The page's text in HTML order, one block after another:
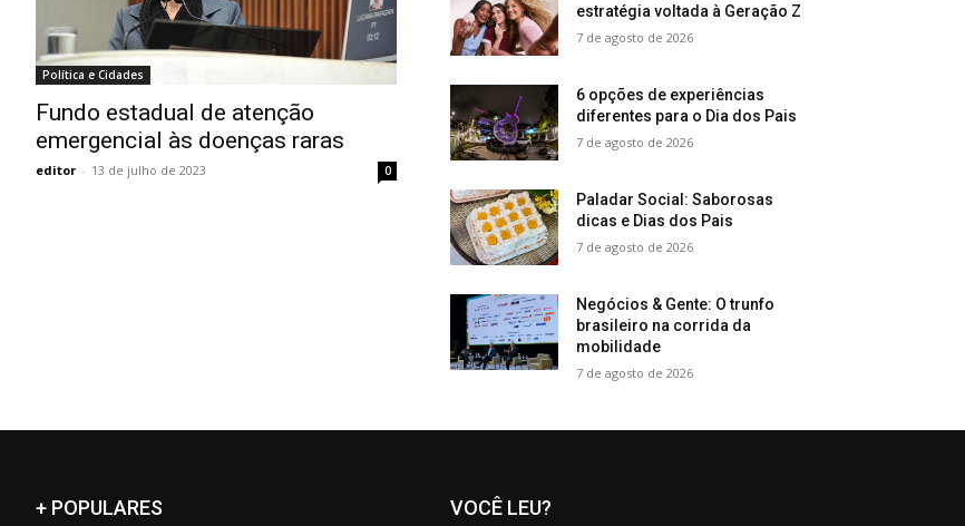
Política e Cidades
Fundo estadual de atenção
emergencial às doenças raras
editor - 13 de julho de 2023 0
estratégia voltada à Geração Z
7 de agosto de 2026
6 opções de experiências
diferentes para o Dia dos Pais
7 de agosto de 2026
Paladar Social: Saborosas
dicas e Dias dos Pais
7 de agosto de 2026
Negócios & Gente: O trunfo
brasileiro na corrida da
mobilidade
7 de agosto de 2026
+ POPULARES VOCÊ LEU?